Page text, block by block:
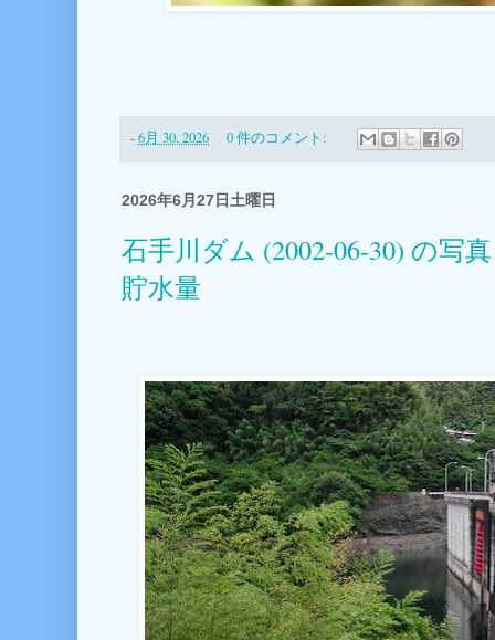
-6月 30, 2026 0 件のコメント:
2026年6月27日土曜日
石手川ダム (2002-06-30) の写
貯水量